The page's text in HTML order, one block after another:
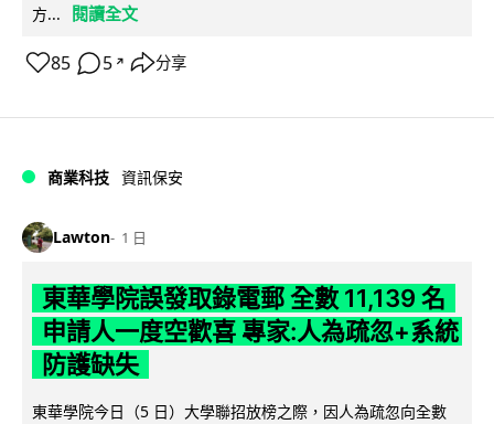
方...
閱讀全文
85 5 ↗ 分享
商業科技 資訊保安
Lawton 1 日
東華學院誤發取錄電郵 全數 11,139 名
申請人一度空歡喜 專家:人為疏忽+系統
防護缺失
東華學院今日（5 日）大學聯招放榜之際，因人為疏忽向全數